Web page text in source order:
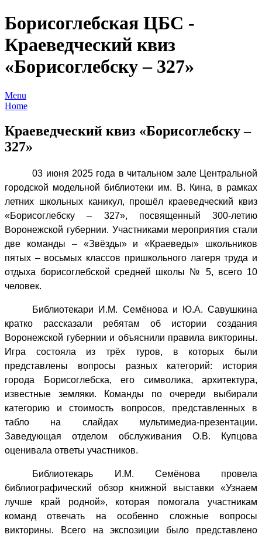
Борисоглебская ЦБС -
Краеведческий квиз
«Борисоглебску – 327»
Menu
Home
Краеведческий квиз «Борисоглебску –
327»
03 июня 2025 года в читальном зале Центральной
городской модельной библиотеки им. В. Кина, в рамках
летних школьных каникул, прошёл краеведческий квиз
«Борисоглебску – 327», посвященный 300-летию
Воронежской губернии. Участниками мероприятия стали
две команды – «Звёзды» и «Краеведы» школьников
пятых – восьмых классов пришкольного лагеря труда и
отдыха борисоглебской средней школы № 5, всего 10
человек.
Библиотекари И.М. Семёнова и Ю.А. Савушкина
кратко рассказали ребятам об истории создания
Воронежской губернии и объяснили правила викторины.
Игра состояла из трёх туров, в которых были
представлены вопросы разных категорий: история
города Борисоглебска, его символика, архитектура,
известные земляки. Команды по очереди выбирали
категорию и стоимость вопросов, представленных в
табло на слайдах мультимедиа-презентации.
Заведующая отделом обслуживания О.В. Купцова
оценивала ответы участников.
Библиотекарь И.М. Семёнова провела
библиографический обзор книжной выставки «Узнаем
лучше край родной», которая помогала участникам
команд отвечать на особенно сложные вопросы
викторины. Всего на экспозиции было представлено